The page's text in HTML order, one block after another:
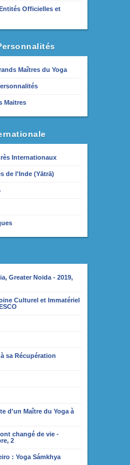
Officielles et
Maîtres du Yoga
Maitres
Internationaux
de l'Inde (Yātrā)
Greater Noida - 2019,
Culturel et Immatériel
sa Récupération
d'un Maître du Yoga à
changé de vie -
2
: Yoga Sámkhya